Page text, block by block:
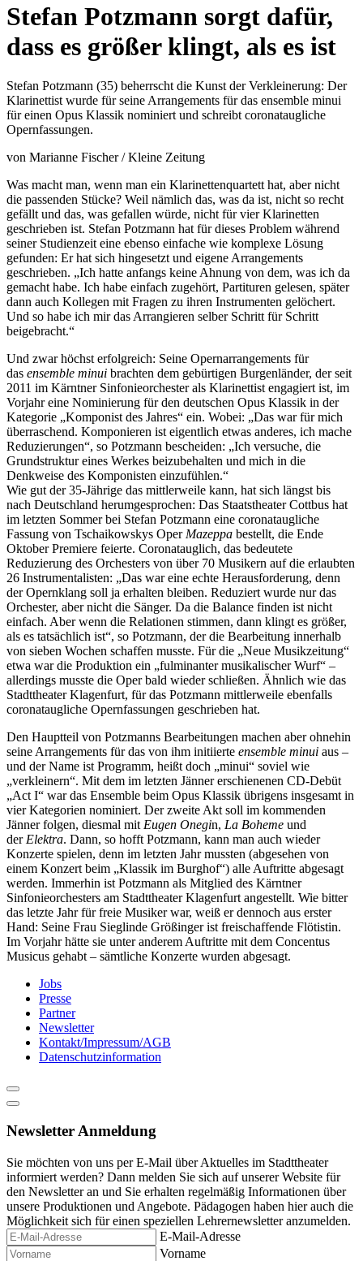
content
Stefan Potzmann sorgt dafür,
dass es größer klingt, als es ist
Stefan Potzmann (35) beherrscht die Kunst der Verkleinerung: Der
Klarinettist wurde für seine Arrangements für das ensemble minui
für einen Opus Klassik nominiert und schreibt coronataugliche
Opernfassungen.
von Marianne Fischer / Kleine Zeitung
Was macht man, wenn man ein Klarinettenquartett hat, aber nicht
die passenden Stücke? Weil nämlich das, was da ist, nicht so recht
gefällt und das, was gefallen würde, nicht für vier Klarinetten
geschrieben ist. Stefan Potzmann hat für dieses Problem während
seiner Studienzeit eine ebenso einfache wie komplexe Lösung
gefunden: Er hat sich hingesetzt und eigene Arrangements
geschrieben. „Ich hatte anfangs keine Ahnung von dem, was ich da
gemacht habe. Ich habe einfach zugehört, Partituren gelesen, später
dann auch Kollegen mit Fragen zu ihren Instrumenten gelöchert.
Und so habe ich mir das Arrangieren selber Schritt für Schritt
beigebracht.“
Und zwar höchst erfolgreich: Seine Opernarrangements für
das ensemble minui brachten dem gebürtigen Burgenländer, der seit
2011 im Kärntner Sinfonieorchester als Klarinettist engagiert ist, im
Vorjahr eine Nominierung für den deutschen Opus Klassik in der
Kategorie „Komponist des Jahres“ ein. Wobei: „Das war für mich
überraschend. Komponieren ist eigentlich etwas anderes, ich mache
Reduzierungen“, so Potzmann bescheiden: „Ich versuche, die
Grundstruktur eines Werkes beizubehalten und mich in die
Denkweise des Komponisten einzufühlen.“
Wie gut der 35-Jährige das mittlerweile kann, hat sich längst bis
nach Deutschland herumgesprochen: Das Staatstheater Cottbus hat
im letzten Sommer bei Stefan Potzmann eine coronataugliche
Fassung von Tschaikowskys OperMazeppa bestellt, die Ende
Oktober Premiere feierte. Coronatauglich, das bedeutete
Reduzierung des Orchesters von über 70 Musikern auf die erlaubten
26 Instrumentalisten: „Das war eine echte Herausforderung, denn
der Opernklang soll ja erhalten bleiben. Reduziert wurde nur das
Orchester, aber nicht die Sänger. Da die Balance finden ist nicht
einfach. Aber wenn die Relationen stimmen, dann klingt es größer,
als es tatsächlich ist“, so Potzmann, der die Bearbeitung innerhalb
von sieben Wochen schaffen musste. Für die „Neue Musikzeitung“
etwa war die Produktion ein „fulminanter musikalischer Wurf“ –
allerdings musste die Oper bald wieder schließen. Ähnlich wie das
Stadttheater Klagenfurt, für das Potzmann mittlerweile ebenfalls
coronataugliche Opernfassungen geschrieben hat.
Den Hauptteil von Potzmanns Bearbeitungen machen aber ohnehin
seine Arrangements für das von ihm initiierte ensemble minui aus –
und der Name ist Programm, heißt doch „minui“ soviel wie
„verkleinern“. Mit dem im letzten Jänner erschienenen CD-Debüt
„Act I“ war das Ensemble beim Opus Klassik übrigens insgesamt in
vier Kategorien nominiert. Der zweite Akt soll im kommenden
Jänner folgen, diesmal mitEugen Onegin, La Boheme und
derElektra. Dann, so hofft Potzmann, kann man auch wieder
Konzerte spielen, denn im letzten Jahr mussten (abgesehen von
einem Konzert beim „Klassik im Burghof“) alle Auftritte abgesagt
werden. Immerhin ist Potzmann als Mitglied des Kärntner
Sinfonieorchesters am Stadttheater Klagenfurt angestellt. Wie bitter
das letzte Jahr für freie Musiker war, weiß er dennoch aus erster
Hand: Seine Frau Sieglinde Größinger ist freischaffende Flötistin.
Im Vorjahr hätte sie unter anderem Auftritte mit dem Concentus
Musicus gehabt – sämtliche Konzerte wurden abgesagt.
Jobs
Presse
Partner
Newsletter
Kontakt/Impressum/AGB
Datenschutzinformation
Newsletter Anmeldung
Sie möchten von uns per E-Mail über Aktuelles im Stadttheater
informiert werden? Dann melden Sie sich auf unserer Website für
den Newsletter an und Sie erhalten regelmäßig Informationen über
unsere Produktionen und Angebote. Pädagogen haben hier auch die
Möglichkeit sich für einen speziellen Lehrernewsletter anzumelden.
E-Mail-Adresse
Vorname